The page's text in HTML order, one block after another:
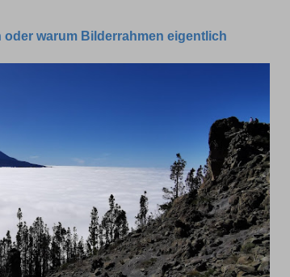
warum Bilderrahmen eigentlich